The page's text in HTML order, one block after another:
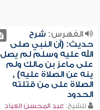
الفهرس: شرح
حديث: (أن النبي صلى
الله عليه وسلم لم يصل
على ماعز بن مالك ولم
ينه عن الصلاة عليه) ,
الصلاة على من قتلته
الحدود
للشيخ: عبد المحسن العباد